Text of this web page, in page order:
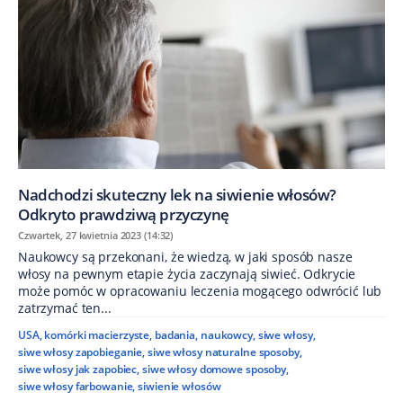
Nadchodzi skuteczny lek na siwienie włosów?
Odkryto prawdziwą przyczynę
Czwartek, 27 kwietnia 2023 (14:32)
Naukowcy są przekonani, że wiedzą, w jaki sposób nasze
włosy na pewnym etapie życia zaczynają siwieć. Odkrycie
może pomóc w opracowaniu leczenia mogącego odwrócić lub
zatrzymać ten...
USA, komórki macierzyste, badania, naukowcy,siwe włosy,
siwe włosy zapobieganie,siwe włosy naturalne sposoby,
siwe włosy jak zapobiec,siwe włosy domowe sposoby,
siwe włosy farbowanie,siwienie włosów